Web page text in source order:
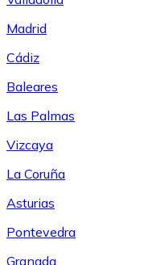
Madrid
Cádiz
Baleares
Las Palmas
Vizcaya
La Coruña
Asturias
Pontevedra
Granada